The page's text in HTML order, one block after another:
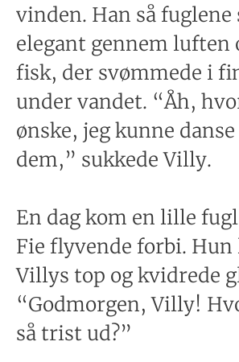
vinden. Han så
elegant gennem luften
fisk, der svømmede i
under vandet. “Åh,
ønske, jeg kunne
dem,” sukkede Villy.
En dag kom en lille
Fie flyvende forbi. Hun
Villys top og kvidrede
“Godmorgen, Villy!
så trist ud?”